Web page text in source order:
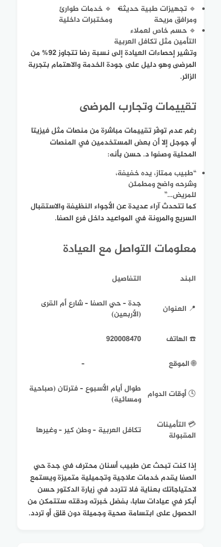
🔹 تجهيزات طبية حديثة
ومرافق مريحة
🔹 خدمات طوارئ
ومختبرات داخلية
🔹 حسم خاص لعملاء
التأمين مثل تكافل العربية
وتشير إحصاءات العيادة إلى نسبة رضا تتجاوز 92% من
المرضى وهو دليل على جودة الخدمة والاهتمام بتجربة
الزائر.
تقييمات وتجارب المرضى
رغم عدم توفّر تقييمات مباشرة من منصات مثل فيزيتا
أو جوجل إلا أن بعض المستخدمين في المنصات
المحلية وصفوا د. حسن بأنه:
“طبيب ممتاز، يده خفيفة،
وشرحه واضح ومطمئن
للمريض…”
كما تتحدث آراء عديدة عن الأجواء النظيفة والاستقبال
السريع والمرونة في المواعيد داخل فرع الصفا.
معلومات التواصل مع العيادة
البند التفاصيل
📍 العنوان
جدة – حي الصفا – شارع أم القرى
(الأربعين)
☎️ الهاتف
920008470
🌐 الموقع
–
🕓 أوقات الدوام طوال أيام الأسبوع – فترتان (صباحية
ومسائية)
💳 التأمينات
المقبولة
تكافل العربية – وطن كير – وغيرها
إذا كنت تبحث عن طبيب أسنان محترف في جدة حي
الصفا يقدم خدمات علاجية وتجميلية متميزة ويستمع
لاحتياجاتك بعناية فلا تتردد في زيارة الدكتور حسن
أبكر في عيادات سابا، بفضل خبرته ودقته ستتمكن من
الحصول على ابتسامة صحية وجميلة دون قلق أو تردد.